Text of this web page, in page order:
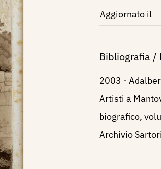
Aggiornato il
Bibliografia /
2003 -
Artisti a
biografico,
Archivio